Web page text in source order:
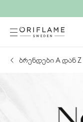
ბრენდები А დან Z